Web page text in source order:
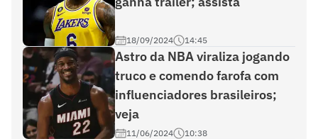
18/09/2024 14:45
Astro da NBA viraliza jogando
truco e comendo farofa com
influenciadores brasileiros;
veja
11/06/2024 10:38